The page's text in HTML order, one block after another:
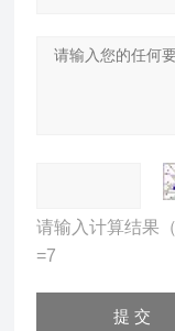
请输入计算结果
=7